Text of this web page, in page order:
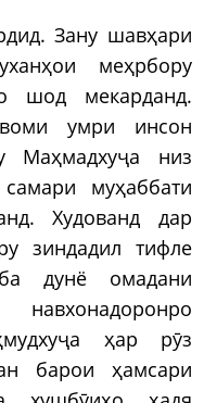
Зану шавҳари
меҳрбору
шод мекарданд.
умри инсон
Маҳмадхуҷа низ
муҳаббати
Худованд дар
зиндадил тифле
дунё омадани
ҳар рӯз
барои ҳамсари